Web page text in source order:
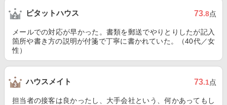
ピタットハウス 73.8点
メールでの対応が早かった。書類を郵送でやりとりしたが記入
箇所や書き方の説明が付箋で丁寧に書かれていた。（40代／女
性）
ハウスメイト 73.1点
担当者の接客は良かったし、大手会社という、何かあってもし